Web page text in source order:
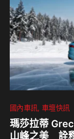
國內車訊 車壇快訊
瑪莎拉蒂
山峰之美 詮